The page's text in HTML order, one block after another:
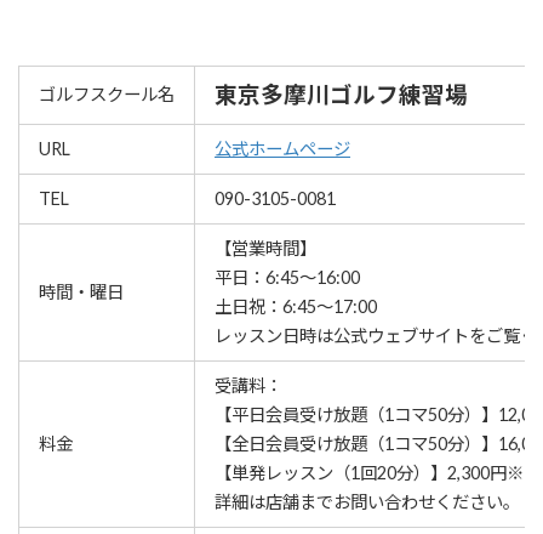
ゴルフスクール名 東京多摩川ゴルフ練習場
URL 公式ホームページ
TEL 090-3105-0081
時間・曜日
【営業時間】
平日：6:45〜16:00
土日祝：6:45〜17:00
レッスン⽇時は公式ウェブサイトをご覧く
料金
受講料：
【平日会員受け放題（1コマ50分）】
【​全日会員受け放題（1コマ50分）】
【単発レッスン（1回20分）】2,300円※
詳細は店舗までお問い合わせください。